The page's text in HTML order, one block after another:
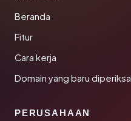
Beranda
Fitur
Cara kerja
Domain yang baru diperiksa
PERUSAHAAN